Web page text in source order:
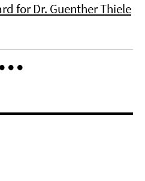
for Dr. Guenther Thiele